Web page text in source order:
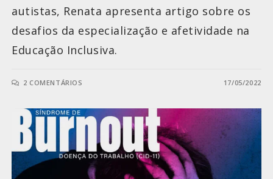
autistas, Renata apresenta artigo sobre os
desafios da especialização e afetividade na
Educação Inclusiva.
2 COMENTÁRIOS 17/05/2022